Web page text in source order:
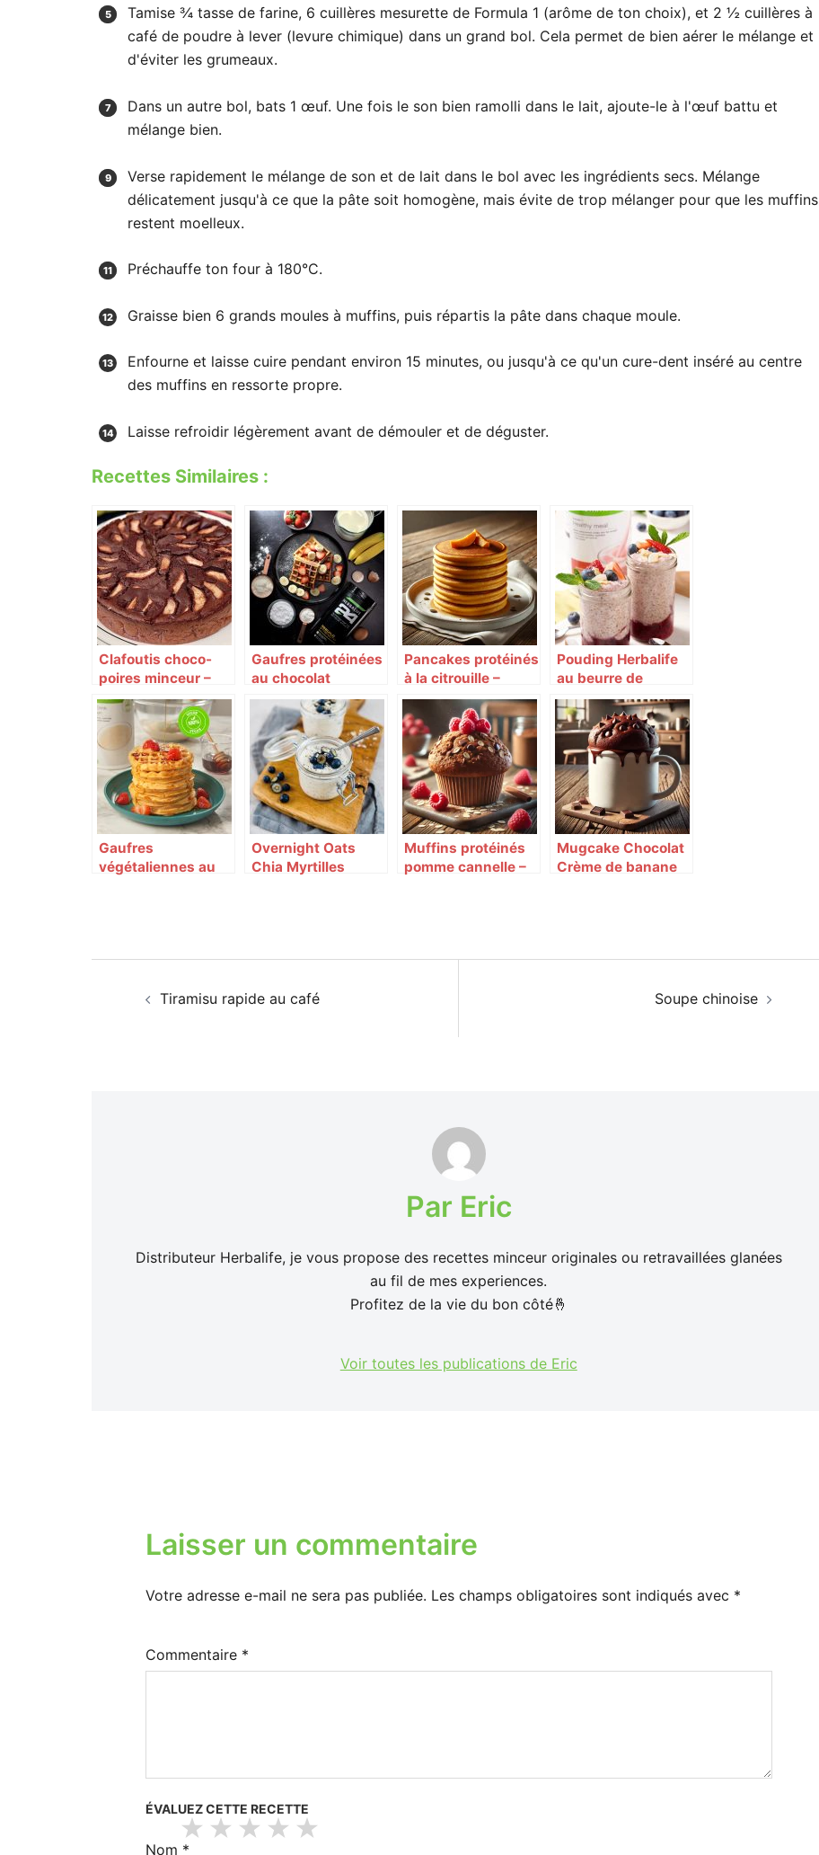
Tamise ¾ tasse de farine, 6 cuillères mesurette de Formula 1 (arôme de ton choix), et 2 ½ cuillères à
café de poudre à lever (levure chimique) dans un grand bol. Cela permet de bien aérer le mélange et
d'éviter les grumeaux.
Dans un autre bol, bats 1 œuf. Une fois le son bien ramolli dans le lait, ajoute-le à l'œuf battu et
mélange bien.
Verse rapidement le mélange de son et de lait dans le bol avec les ingrédients secs. Mélange
délicatement jusqu'à ce que la pâte soit homogène, mais évite de trop mélanger pour que les muffins
restent moelleux.
Préchauffe ton four à 180°C.
Graisse bien 6 grands moules à muffins, puis répartis la pâte dans chaque moule.
Enfourne et laisse cuire pendant environ 15 minutes, ou jusqu'à ce qu'un cure-dent inséré au centre
des muffins en ressorte propre.
Laisse refroidir légèrement avant de démouler et de déguster.
Recettes Similaires :
Clafoutis choco-
poires minceur –
Herbalife
Gaufres protéinées
au chocolat
Pancakes protéinés
à la citrouille –
Herbalife
Pouding Herbalife
au beurre de
cacahuète et chia
protéiné
Gaufres
végétaliennes au
Overnight Oats
Chia Myrtilles
Muffins protéinés
pomme cannelle –
Mugcake Chocolat
Crème de banane
d’articleTiramisu rapide au café Soupe chinoise
Par Eric
Distributeur Herbalife, je vous propose des recettes minceur originales ou retravaillées glanées
au fil de mes experiences.
Profitez de la vie du bon côté🤞
Voir toutes les publications de Eric
Laisser un commentaire
Votre adresse e-mail ne sera pas publiée. Les champs obligatoires sont indiqués avec *
Commentaire *
ÉVALUEZ CETTE RECETTE
Nom *